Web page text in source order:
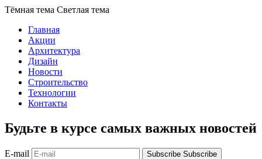
Тёмная тема Светлая тема
Главная
Акции
Архитектура
Дизайн
Новости
Строительство
Технологии
Контакты
Будьте в курсе самых важных новостей
E-mail Subscribe Subscribe